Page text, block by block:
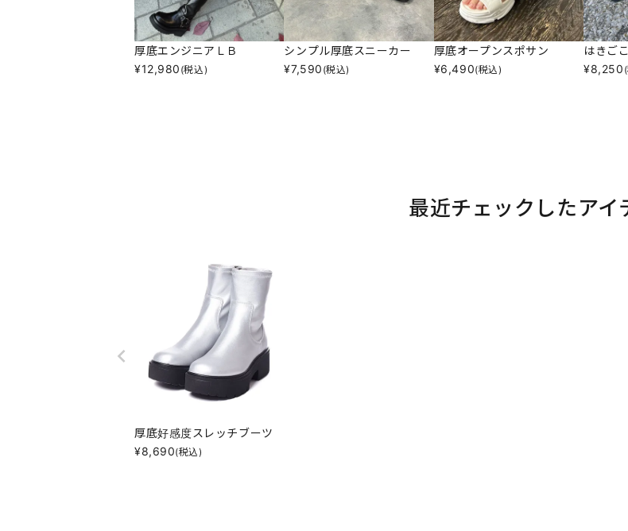
厚底エンジニアＬＢ
¥12,980 (税込)
シンプル厚底スニーカー
¥7,590 (税込)
厚底オープンスポサン
¥6,490(税込)
はきご
¥8,250
最近チェックしたアイ
厚底好感度スレッチブーツ
¥8,690(税込)